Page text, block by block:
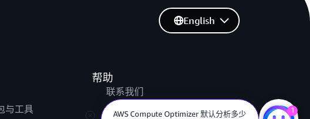
与工具
帮助
联系我们
提交支持工单
English
AWS Compute Optimizer 默认分析多少
1